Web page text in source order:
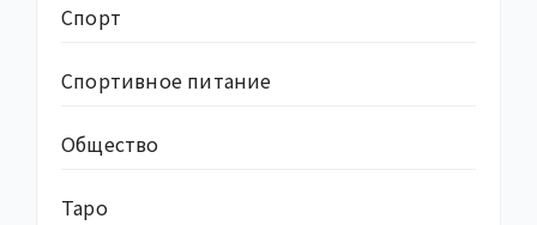
Спорт
Спортивное питание
Общество
Таро